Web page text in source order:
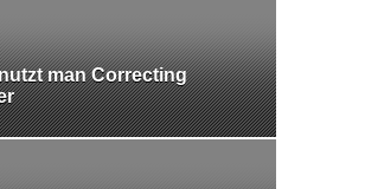
man Correcting